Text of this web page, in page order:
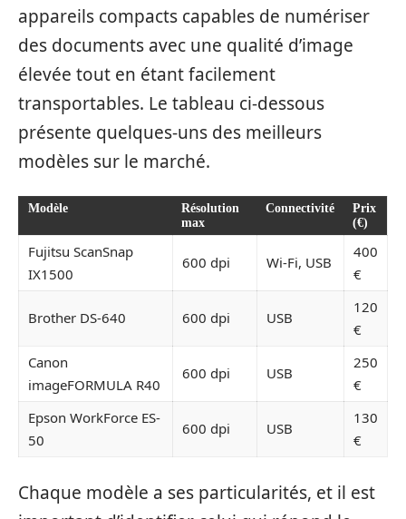
appareils compacts capables de numériser
des documents avec une qualité d’image
élevée tout en étant facilement
transportables. Le tableau ci-dessous
présente quelques-uns des meilleurs
modèles sur le marché.
Modèle
Résolution
max
Connectivité
Prix
(€)
Fujitsu ScanSnap
IX1500
600 dpi Wi-Fi, USB
400
€
Brother DS-640 600 dpi USB
120
€
Canon
imageFORMULA R40
600 dpi USB
250
€
Epson WorkForce ES-
50
600 dpi USB
130
€
Chaque modèle a ses particularités, et il est